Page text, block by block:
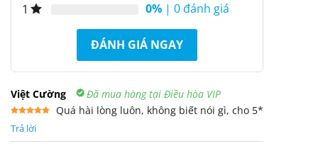
1
0%| 0 đánh giá
ĐÁNH GIÁ NGAY
Việt Cường Đã mua hàng tại Điều hòa VIP
hạng5
Quá hài lòng luôn, không biết nói gì, cho 5*
Trả lời